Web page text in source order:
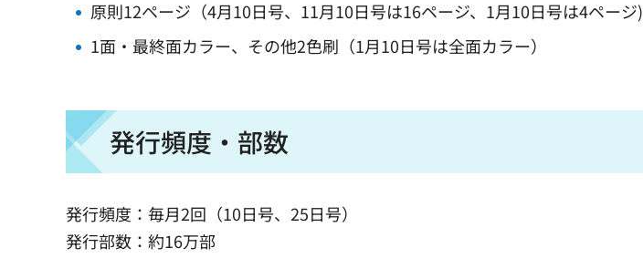
原則12ページ（4月10日号、11月10日号は16ページ、1月10日号は4ページ)
1面・最終面カラー、その他2色刷（1月10日号は全面カラー）
発行頻度・部数
発行頻度：毎月2回（10日号、25日号）
発行部数：約16万部